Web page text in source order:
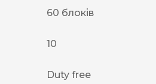
60 блоків
10
Duty free